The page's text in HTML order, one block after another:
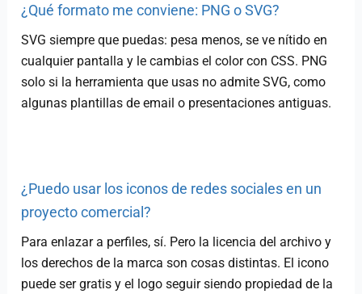
¿Qué formato me conviene: PNG o SVG?
SVG siempre que puedas: pesa menos, se ve nítido en
cualquier pantalla y le cambias el color con CSS. PNG
solo si la herramienta que usas no admite SVG, como
algunas plantillas de email o presentaciones antiguas.
¿Puedo usar los iconos de redes sociales en un
proyecto comercial?
Para enlazar a perfiles, sí. Pero la licencia del archivo y
los derechos de la marca son cosas distintas. El icono
puede ser gratis y el logo seguir siendo propiedad de la